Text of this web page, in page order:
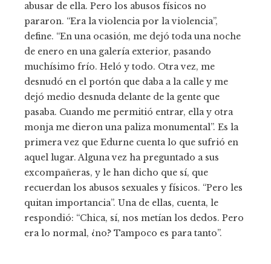
abusar de ella. Pero los abusos físicos no
pararon. “Era la violencia por la violencia”,
define. “En una ocasión, me dejó toda una noche
de enero en una galería exterior, pasando
muchísimo frío. Heló y todo. Otra vez, me
desnudó en el portón que daba a la calle y me
dejó medio desnuda delante de la gente que
pasaba. Cuando me permitió entrar, ella y otra
monja me dieron una paliza monumental”. Es la
primera vez que Edurne cuenta lo que sufrió en
aquel lugar. Alguna vez ha preguntado a sus
excompañeras, y le han dicho que sí, que
recuerdan los abusos sexuales y físicos. “Pero les
quitan importancia”. Una de ellas, cuenta, le
respondió: “Chica, sí, nos metían los dedos. Pero
era lo normal, ¿no? Tampoco es para tanto”.